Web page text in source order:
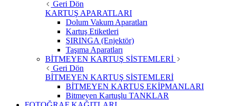
Geri Dön
KARTUŞ APARATLARI
Dolum Vakum Aparatları
Kartuş Etiketleri
ŞIRINGA (Enjektör)
Taşıma Aparatları
BİTMEYEN KARTUŞ SİSTEMLERİ
Geri Dön
BİTMEYEN KARTUŞ SİSTEMLERİ
BİTMEYEN KARTUŞ EKİPMANLARI
Bitmeyen Kartuşlu TANKLAR